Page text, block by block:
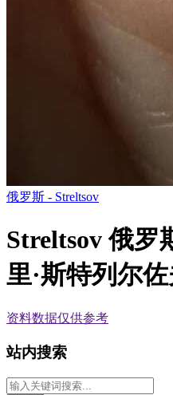
俄罗斯 - Streltsov
Streltsov 俄罗
里·斯特列尔
资料数据仅供参考
站内搜索